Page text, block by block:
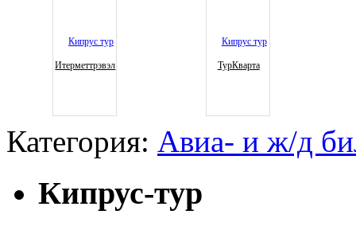
Итерметтрэвэл ТурКварта
Категория: Авиа- и ж/д
Кипрус-тур